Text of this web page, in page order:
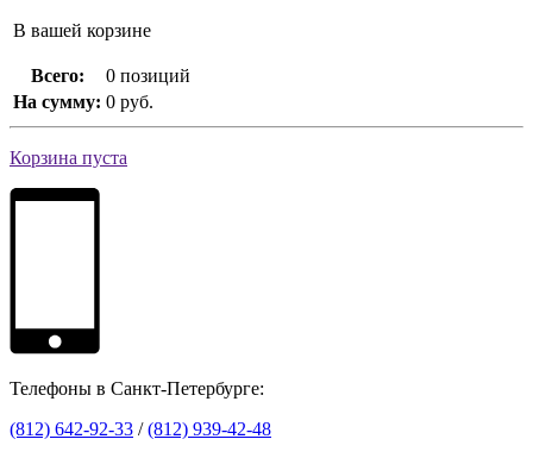
В вашей корзине
Всего:
0 позиций
На сумму: 0 руб.
Корзина пуста
Телефоны в Санкт-Петербурге:
(812) 642-92-33 /(812) 939-42-48